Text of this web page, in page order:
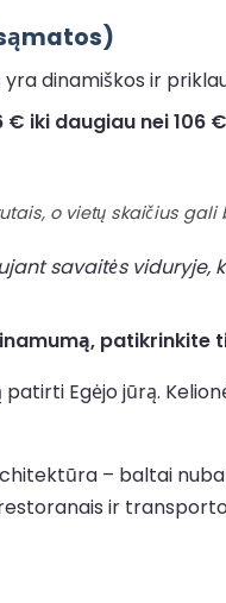
dinamiškos ir
iki daugiau nei
o vietų skaičius
savaitės viduryje,
patikrinkite
patirti Egėjo jūrą.
– baltai
ir